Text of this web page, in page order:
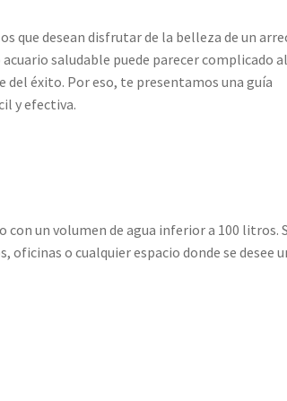
que desean disfrutar de la belleza de un
saludable puede parecer complicado
del éxito. Por eso, te presentamos una guía
y efectiva.
un volumen de agua inferior a 100 litros.
o cualquier espacio donde se desee